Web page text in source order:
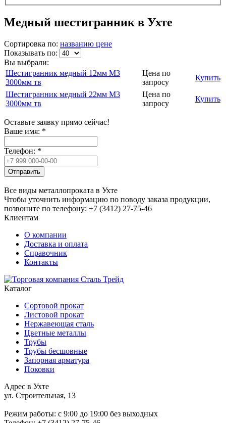
Медный шестигранник в Ухте
Сортировка по: названию цене
Показывать по:
Вы выбрали:
Шестигранник медный 12мм М3
3000мм тв
Цена по
запросу
Купить
Шестигранник медный 22мм М3
3000мм тв
Цена по
запросу
Купить
Оставьте заявку прямо сейчас!
Ваше имя: *
Телефон: *
Отправить
Все виды металлопроката в Ухте
Чтобы уточнить информацию по поводу заказа продукции,
позвоните по телефону: +7 (3412) 27-75-46
Клиентам
О компании
Доставка и оплата
Справочник
Контакты
Каталог
Сортовой прокат
Листовой прокат
Нержавеющая сталь
Цветные металлы
Трубы
Трубы бесшовные
Запорная арматура
Поковки
Адрес в Ухте
ул. Строительная, 13
Режим работы: c 9:00 до 19:00 без выходных